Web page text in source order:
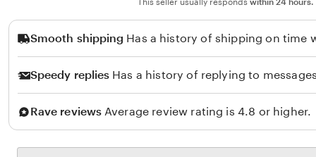
o
This seller usually responds within 24 hours.
Smooth shipping Has a history of shipping on time
Speedy replies Has a history of replying to
Rave reviews Average review rating is 4.8 or higher.